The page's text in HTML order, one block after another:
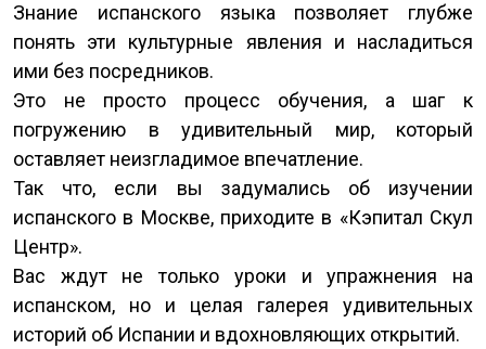
Знание испанского языка позволяет глубже
понять эти культурные явления и насладиться
ими без посредников.
Это не просто процесс обучения, а шаг к
погружению в удивительный мир, который
оставляет неизгладимое впечатление.
Так что, если вы задумались об изучении
испанского в Москве, приходите в «Кэпитал Скул
Центр».
Вас ждут не только уроки и упражнения на
испанском, но и целая галерея удивительных
историй об Испании и вдохновляющих открытий.